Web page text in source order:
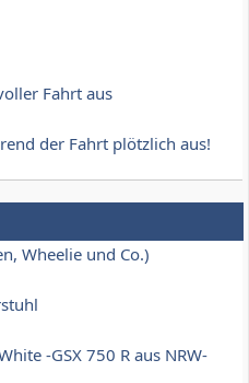
Fahrt aus
der Fahrt plötzlich aus!
Wheelie und Co.)
-GSX 750 R aus NRW-